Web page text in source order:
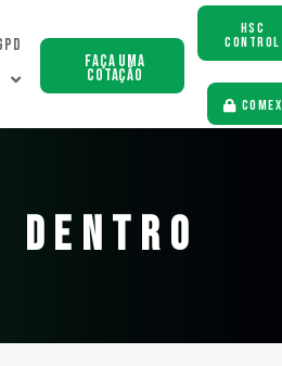
Faça uma
Cotação
HSC
CONTROL
COMEX